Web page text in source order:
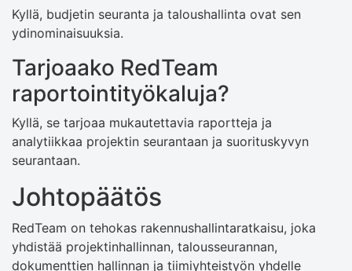
Kyllä, budjetin seuranta ja taloushallinta ovat sen
ydinominaisuuksia.
Tarjoaako RedTeam
raportointityökaluja?
Kyllä, se tarjoaa mukautettavia raportteja ja
analytiikkaa projektin seurantaan ja suorituskyvyn
seurantaan.
Johtopäätös
RedTeam on tehokas rakennushallintaratkaisu, joka
yhdistää projektinhallinnan, talousseurannan,
dokumenttien hallinnan ja tiimiyhteistyön yhdelle